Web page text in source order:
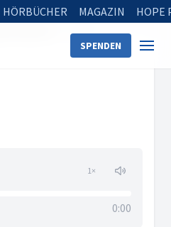
HÖRBÜCHER MAGAZIN HOPE
SPENDEN
3. Juli
1×
0:00